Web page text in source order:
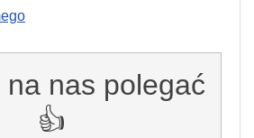
na nas polegać
👍